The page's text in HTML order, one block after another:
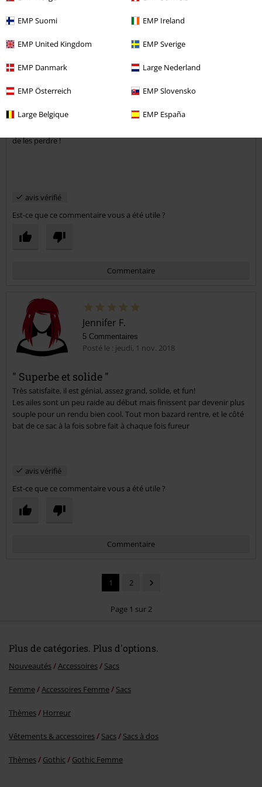
EMP Suomi EMP Ireland
EMP United Kingdom EMP Sverige
EMP Danmark Large Nederland
EMP Österreich EMP Slovensko
Large Belgique EMP España
Envoyer le commentaire
Elisa T.
15 Commentaires
Posté le : vendredi, 7 déc. 2018
Ce sac est vraiment joli, les ailes sont détachables pour un look plus
de les perdre !
avis vérifié
Est-ce que ce commentaire vous a été utile ?
Commentaire
Envoyer le commentaire
Jennifer F.
5 Commentaires
Posté le : jeudi, 1 nov. 2018
" Superbe et solide "
Très satisfaite, il est génial, assez grand, solide, et fun!
Les ailes sont un peu raide au début mais finissent par devenir plus
souple pour un rendu bien cool. Tout mon bazard rentre, et le côté
bat de ce sac à la fois sobre fait à chaque fois fureur
avis vérifié
Est-ce que ce commentaire vous a été utile ?
Commentaire
Envoyer le commentaire
1 2
Page 1 sur 2
Plus de catégories. Plus d'options.
Nouveautés Accessoires Sacs
Femme Accessoires Femme Sacs
Thèmes Horreur
Vêtements & accessoires Sacs Sacs à dos
Thèmes Gothic Gothic Femme